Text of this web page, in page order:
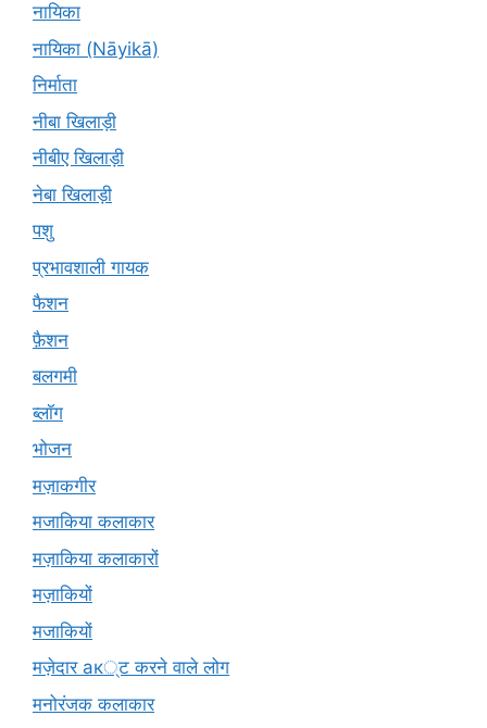
नायिका
नायिका (Nāyikā)
निर्माता
नीबा खिलाड़ी
नीबीए खिलाड़ी
नेबा खिलाड़ी
पशु
प्रभावशाली गायक
फैशन
फ़ैशन
बलगमी
ब्लॉग
भोजन
मज़ाकगीर
मजाकिया कलाकार
मज़ाकिया कलाकारों
मज़ाकियों
मजाकियों
मज़ेदार ак्ट करने वाले लोग
मनोरंजक कलाकार